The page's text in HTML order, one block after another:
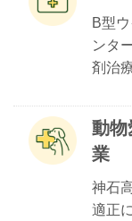
B型
ンタ
剤治
動物
業
神石
適正